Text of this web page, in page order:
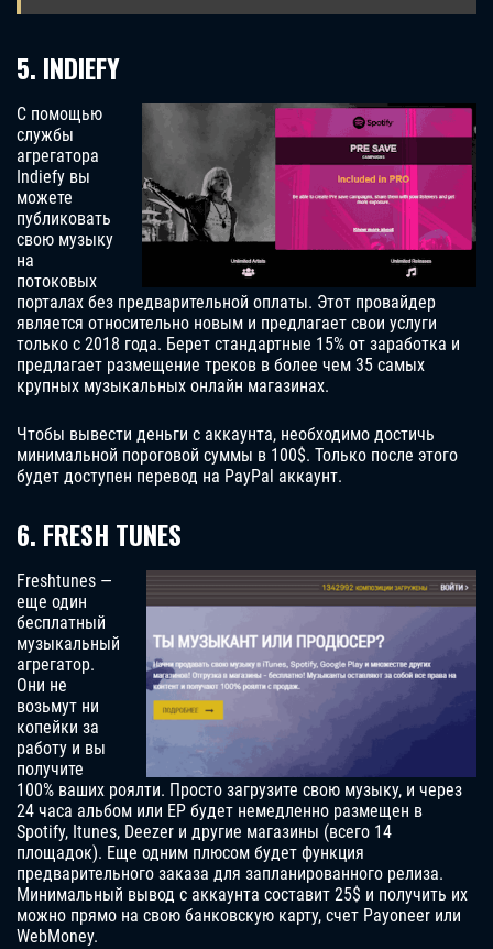
5. INDIEFY
С помощью
службы
агрегатора
Indiefy вы
можете
публиковать
свою музыку
на
потоковых
порталах без предварительной оплаты. Этот провайдер
является относительно новым и предлагает свои услуги
только с 2018 года. Берет стандартные 15% от заработка и
предлагает размещение треков в более чем 35 самых
крупных музыкальных онлайн магазинах.
Чтобы вывести деньги с аккаунта, необходимо достичь
минимальной пороговой суммы в 100$. Только после этого
будет доступен перевод на PayPal аккаунт.
6. FRESH TUNES
Freshtunes —
еще один
бесплатный
музыкальный
агрегатор.
Они не
возьмут ни
копейки за
работу и вы
получите
100% ваших роялти. Просто загрузите свою музыку, и через
24 часа альбом или EP будет немедленно размещен в
Spotify, Itunes, Deezer и другие магазины (всего 14
площадок). Еще одним плюсом будет функция
предварительного заказа для запланированного релиза.
Минимальный вывод с аккаунта составит 25$ и получить их
можно прямо на свою банковскую карту, счет Payoneer или
WebMoney.